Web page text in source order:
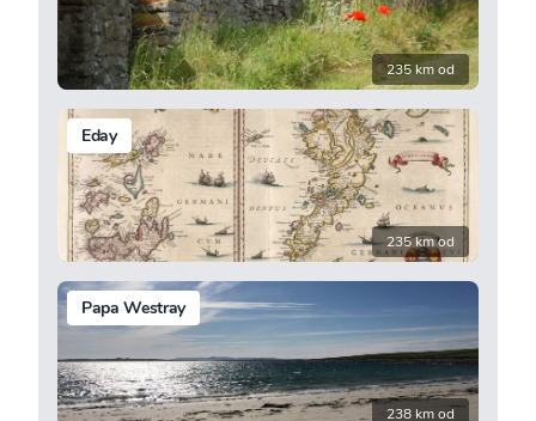
235 km od
Eday
235 km od
Papa Westray
238 km od